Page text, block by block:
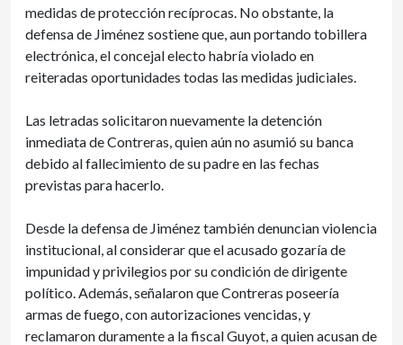
medidas de protección recíprocas. No obstante, la
defensa de Jiménez sostiene que, aun portando tobillera
electrónica, el concejal electo habría violado en
reiteradas oportunidades todas las medidas judiciales.
Las letradas solicitaron nuevamente la detención
inmediata de Contreras, quien aún no asumió su banca
debido al fallecimiento de su padre en las fechas
previstas para hacerlo.
Desde la defensa de Jiménez también denuncian violencia
institucional, al considerar que el acusado gozaría de
impunidad y privilegios por su condición de dirigente
político. Además, señalaron que Contreras poseería
armas de fuego, con autorizaciones vencidas, y
reclamaron duramente a la fiscal Guyot, a quien acusan de